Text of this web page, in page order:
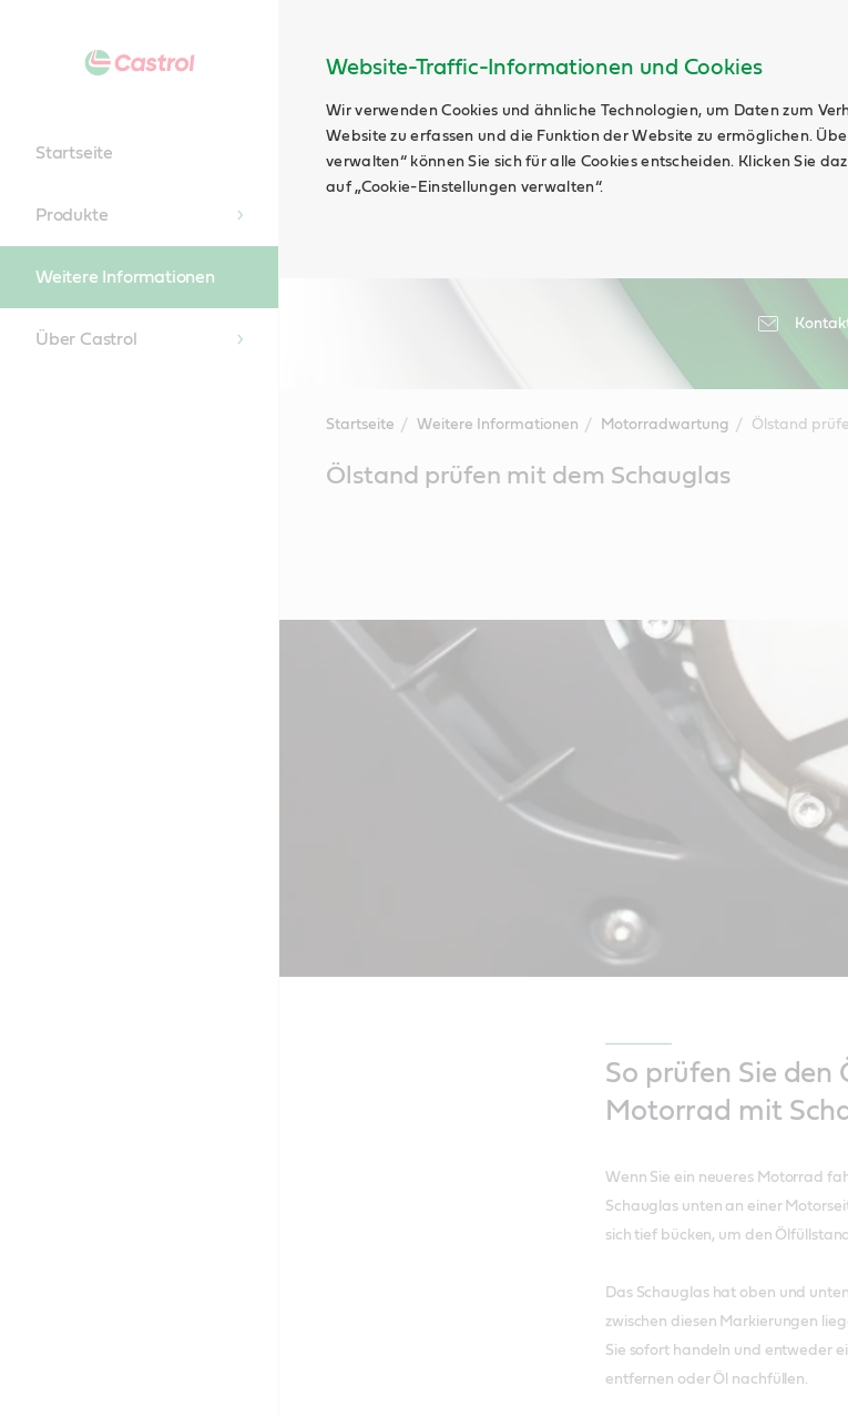
Website-Traffic-Informationen und Cookies
Wir verwenden Cookies und ähnliche Technologien, um Daten zum
Website zu erfassen und die Funktion der Website zu ermöglichen.
verwalten“ können Sie sich für alle Cookies entscheiden. Klicken Sie
auf „Cookie-Einstellungen verwalten“.
Startseite
Produkte
Weitere Informationen
Über Castrol
Startseite Weitere Informationen Motorradwartung Ölstand
ContentÖlstand prüfen mit dem Schauglas
So prüfen Sie den
Motorrad mit
Wenn Sie ein neueres Motorrad
Schauglas unten an einer
sich tief bücken, um den
Das Schauglas hat oben und
zwischen diesen Markierungen
Sie sofort handeln und entweder
entfernen oder Öl nachfüllen.